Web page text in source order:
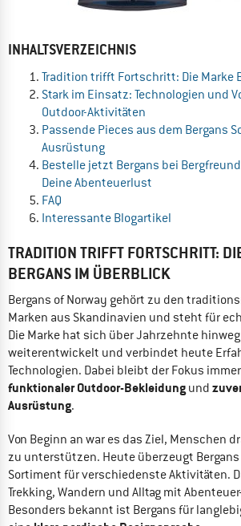
INHALTSVERZEICHNIS
Tradition trifft Fortschritt: Die Marke
Stark im Einsatz: Technologien und
Outdoor-Aktivitäten
Passende Pieces aus dem Bergans
Ausrüstung
Bestelle jetzt Bergans bei
Deine Abenteuerlust
FAQ
Interessante Blogartikel
TRADITION TRIFFT FORTSCHRITT:
BERGANS IM ÜBERBLICK
Bergans of Norway gehört zu den
Marken aus Skandinavien und steht für
Die Marke hat sich über Jahrzehnte
weiterentwickelt und verbindet heute
Technologien. Dabei bleibt der Fokus
funktionaler Outdoor-Bekleidung und
Ausrüstung.
Von Beginn an war es das Ziel, Menschen
zu unterstützen. Heute überzeugt
Sortiment für verschiedenste Aktivitäten.
Trekking, Wandern und Alltag mit
Besonders bekannt ist Bergans für